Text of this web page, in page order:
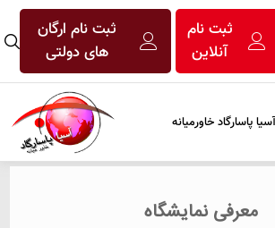
ثبت نام
آنلاین
ثبت نام ارگان
های دولتی
پاسارگاد خاورمیانه
معرفی نمایشگاه